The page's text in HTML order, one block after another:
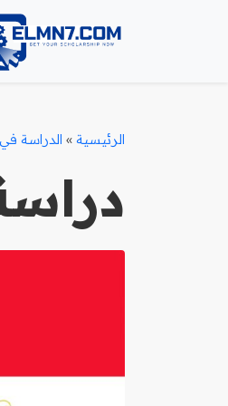
الرئيسية » الدراسة